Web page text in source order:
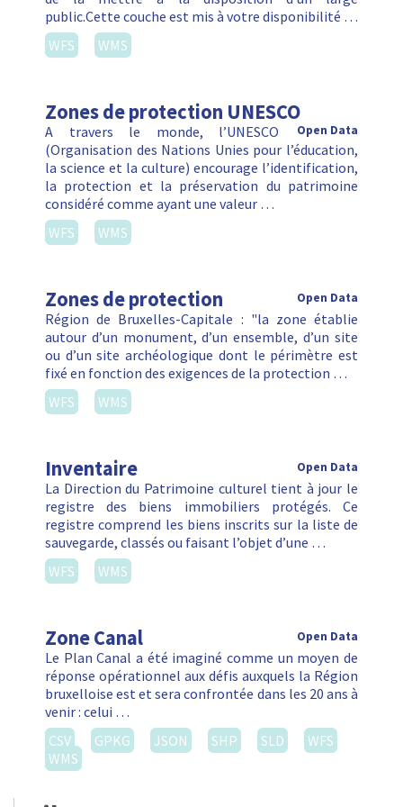
public.Cette couche est mis à votre disponibilité …
WFS
WMS
Zones de protection UNESCO
Open Data
A travers le monde, l’UNESCO
(Organisation des Nations Unies pour l’éducation,
la science et la culture) encourage l’identification,
la protection et la préservation du patrimoine
considéré comme ayant une valeur …
WFS
WMS
Zones de protection Open Data
Région de Bruxelles-Capitale : "la zone établie
autour d’un monument, d’un ensemble, d’un site
ou d’un site archéologique dont le périmètre est
fixé en fonction des exigences de la protection …
WFS
WMS
Inventaire Open Data
La Direction du Patrimoine culturel tient à jour le
registre des biens immobiliers protégés. Ce
registre comprend les biens inscrits sur la liste de
sauvegarde, classés ou faisant l’objet d’une …
WFS
WMS
Zone Canal Open Data
Le Plan Canal a été imaginé comme un moyen de
réponse opérationnel aux défis auxquels la Région
bruxelloise est et sera confrontée dans les 20 ans à
venir : celui …
CSV
GPKG JSON SHP SLD
WFS
WMS